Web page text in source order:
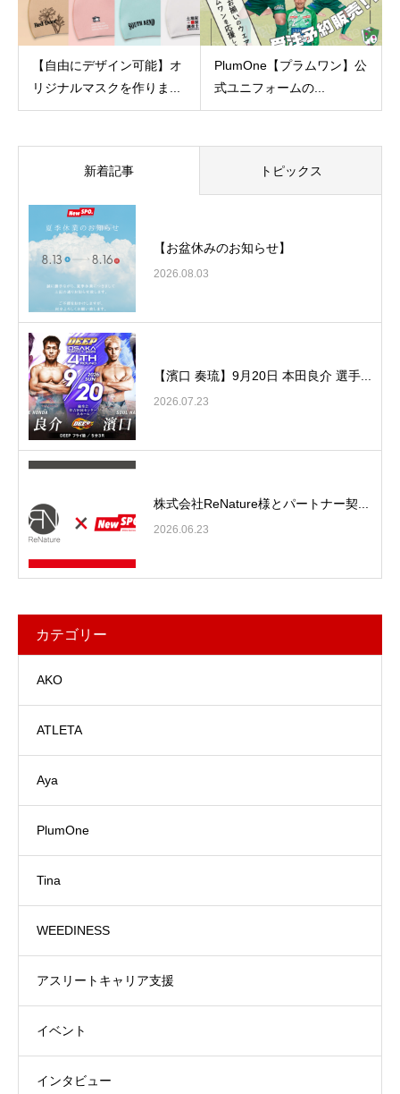
【自由にデザイン可能】オ
リジナルマスクを作りま...
PlumOne【プラムワン】公
式ユニフォームの...
新着記事 トピックス
【お盆休みのお知らせ】
2026.08.03
【濱口 奏琉】9月20日 本田良介 選手...
2026.07.23
株式会社ReNature様とパートナー契...
2026.06.23
カテゴリー
AKO
ATLETA
Aya
PlumOne
Tina
WEEDINESS
アスリートキャリア支援
イベント
インタビュー